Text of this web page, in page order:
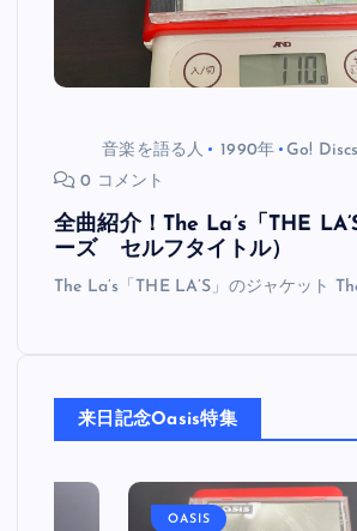
音楽を語る人 1990年 Go! Discs
0 コメント
全曲紹介！The La’s「THE
ーズ セルフタイトル）
The La’s「THE LA’S」のジャケット
来日記念Oasis特集
OASIS